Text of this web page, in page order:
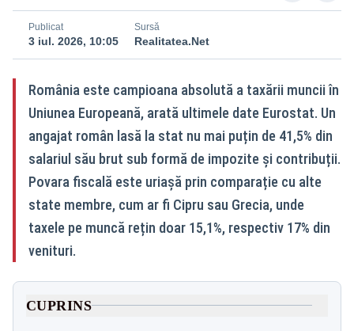
Publicat
3 iul. 2026, 10:05
Sursă
Realitatea.Net
România este campioana absolută a taxării muncii în
Uniunea Europeană, arată ultimele date Eurostat. Un
angajat român lasă la stat nu mai puțin de 41,5% din
salariul său brut sub formă de impozite și contribuții.
Povara fiscală este uriașă prin comparație cu alte
state membre, cum ar fi Cipru sau Grecia, unde
taxele pe muncă rețin doar 15,1%, respectiv 17% din
venituri.
CUPRINS